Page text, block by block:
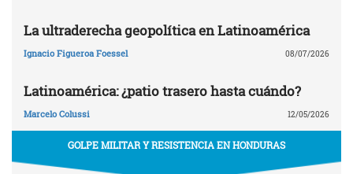
La ultraderecha geopolítica en Latinoamérica
Ignacio Figueroa Foessel 08/07/2026
Latinoamérica: ¿patio trasero hasta cuándo?
Marcelo Colussi 12/05/2026
GOLPE MILITAR Y RESISTENCIA EN HONDURAS